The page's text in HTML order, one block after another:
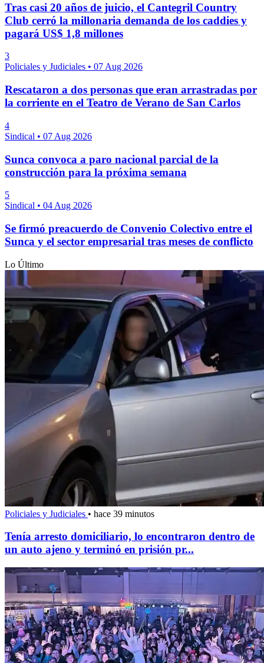
Tras casi 20 años de juicio, el Cantegril Country
Club cerró la millonaria demanda de los caddies y
pagará US$ 1,8 millones
3
Policiales y Judiciales • 07 Aug 2026
Rescataron a dos personas que eran arrastradas por
la corriente en el Teatro de Verano de San Carlos
4
Sindical • 07 Aug 2026
Sunca convoca a paro nacional parcial de la
construcción para la próxima semana
5
Sindical • 04 Aug 2026
Se firmó preacuerdo de Convenio Colectivo entre el
Sunca y el sector empresarial tras meses de conflicto
Lo Último
Policiales y Judiciales • hace 39 minutos
Tenía arresto domiciliario, lo encontraron dentro de
un auto ajeno y terminó en prisión pr...